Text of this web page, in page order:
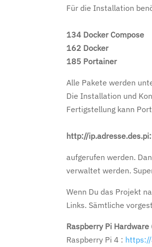
Für die Installation
134 Docker Compose
162 Docker
185 Portainer
Alle Pakete werden
Die Installation und
Fertigstellung kann
http://
aufgerufen werden.
verwaltet werden.
Wenn Du das Projekt
Links. Sämtliche
Raspberry Pi
Raspberry Pi 4 :